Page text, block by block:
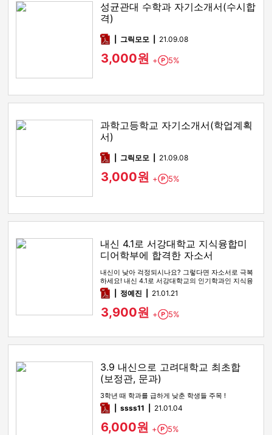
성균관대 수학과 자기소개서(수시합
격)
pdf그릭모모 21.09.08
3,000원 + Point
5%
과학고등학교 자기소개서(학업계획
서)
pdf그릭모모 21.09.08
3,000원 + Point
5%
내신 4.1로 서강대학교 지식융합미
디어학부에 합격한 자소서
내신이 낮아 걱정되시나요? 그렇다면 자소서로 극복
하세요! 내신 4.1로 서강대학교의 인기학과인 지식융
합미디어학부에 합격한 자…
pdf정예진 21.01.21
3,900원 + Point
5%
3.9 내신으로 고려대학교 최초합
(보정관, 문과)
3학년 때 학과를 급하게 낮춘 학생들 주목 !
pdfssss11 21.01.04
6,000원 + Point
5%